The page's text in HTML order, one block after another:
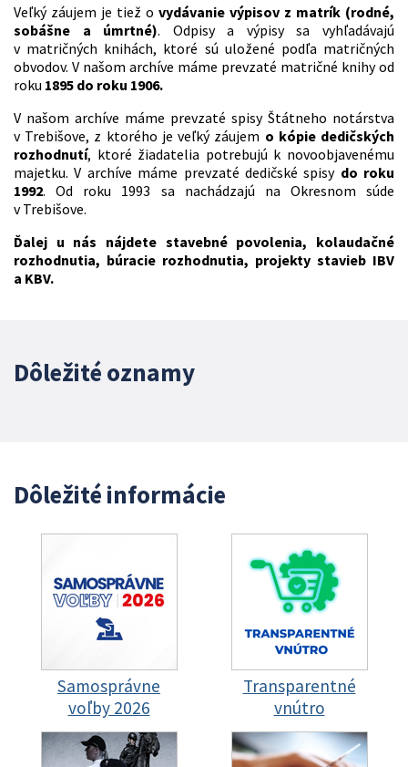
Veľký záujem je tiež o vydávanie výpisov z matrík (rodné,
sobášne a úmrtné). Odpisy a výpisy sa vyhľadávajú
v matričných knihách, ktoré sú uložené podľa matričných
obvodov. V našom archíve máme prevzaté matričné knihy od
roku 1895 do roku 1906.
V našom archíve máme prevzaté spisy Štátneho notárstva
v Trebišove, z ktorého je veľký záujem o kópie dedičských
rozhodnutí, ktoré žiadatelia potrebujú k novoobjavenému
majetku. V archíve máme prevzaté dedičské spisy do roku
1992. Od roku 1993 sa nachádzajú na Okresnom súde
v Trebišove.
Ďalej u nás nájdete stavebné povolenia, kolaudačné
rozhodnutia, búracie rozhodnutia, projekty stavieb IBV
a KBV.
Dôležité oznamy
Dôležité informácie
Samosprávne
voľby 2026
Transparentné
vnútro